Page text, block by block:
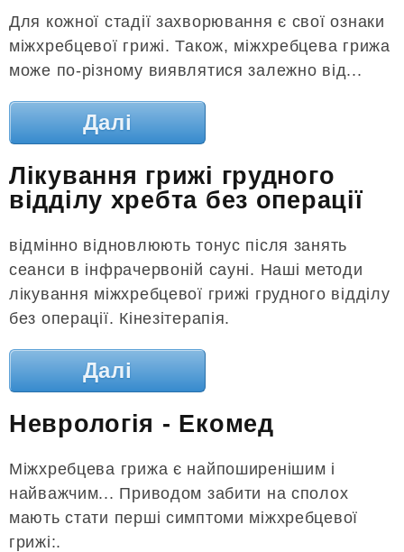
Для кожної стадії захворювання є свої ознаки
міжхребцевої грижі. Також, міжхребцева грижа
може по-різному виявлятися залежно від...
Далі
Лікування грижі грудного
відділу хребта без операції
відмінно відновлюють тонус після занять
сеанси в інфрачервоній сауні. Наші методи
лікування міжхребцевої грижі грудного відділу
без операції. Кінезітерапія.
Далі
Неврологія - Екомед
Міжхребцева грижа є найпоширенішим і
найважчим... Приводом забити на сполох
мають стати перші симптоми міжхребцевої
грижі:.